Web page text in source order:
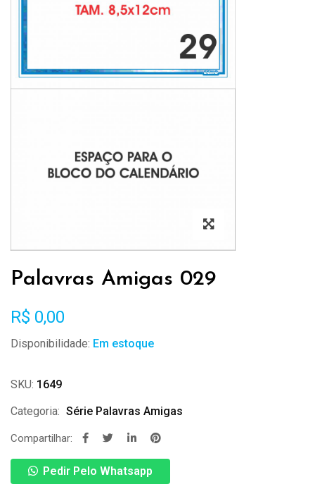
Palavras Amigas 029
R$ 0,00
Disponibilidade: Em estoque
SKU: 1649
Categoria: Série Palavras Amigas
Compartilhar:
Pedir Pelo Whatsapp